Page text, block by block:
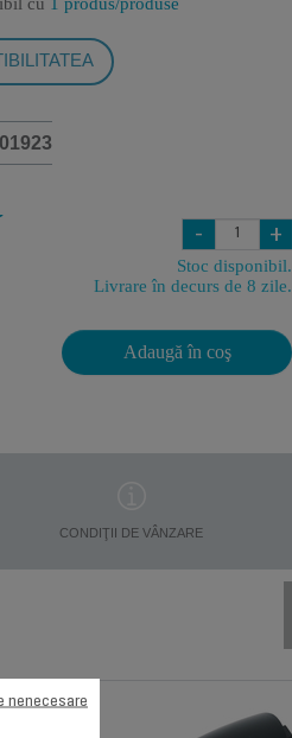
- +
Stoc disponibil.
Livrare în decurs de 8 zile.
Adaugă în coş
CONDIŢII DE VÂNZARE
nenecesare